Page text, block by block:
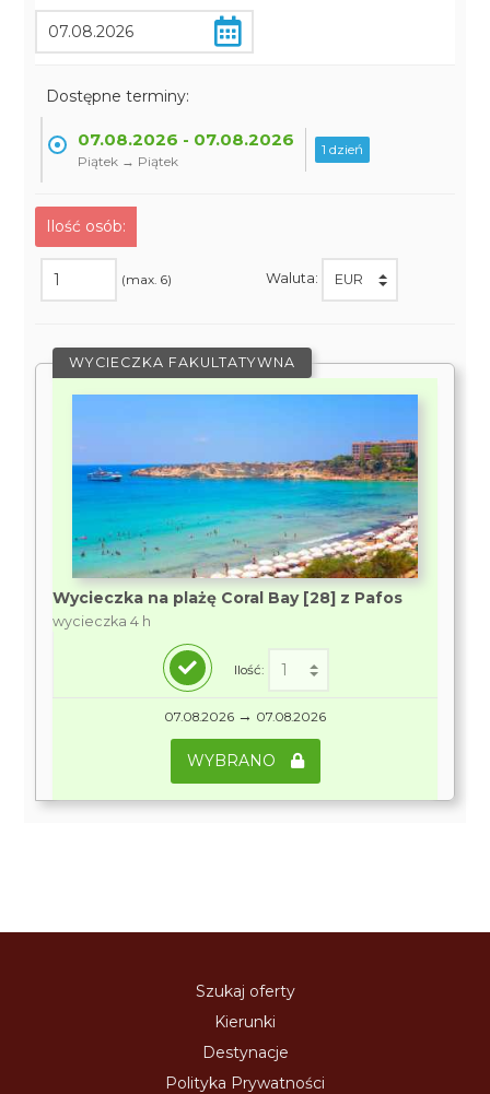
Dostępne terminy:
07.08.2026 - 07.08.2026
Piątek → Piątek
1 dzień
Ilość osób:
(max. 6) Waluta:
WYCIECZKA FAKULTATYWNA
Wycieczka na plażę Coral Bay [28] z Pafos
wycieczka 4 h
Ilość:
07.08.2026 → 07.08.2026
WYBRANO
Szukaj oferty
Kierunki
Destynacje
Polityka Prywatności